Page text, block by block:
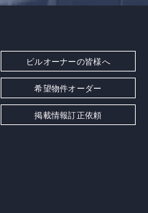
ビルオーナーの皆様へ
希望物件オーダー
掲載情報訂正依頼